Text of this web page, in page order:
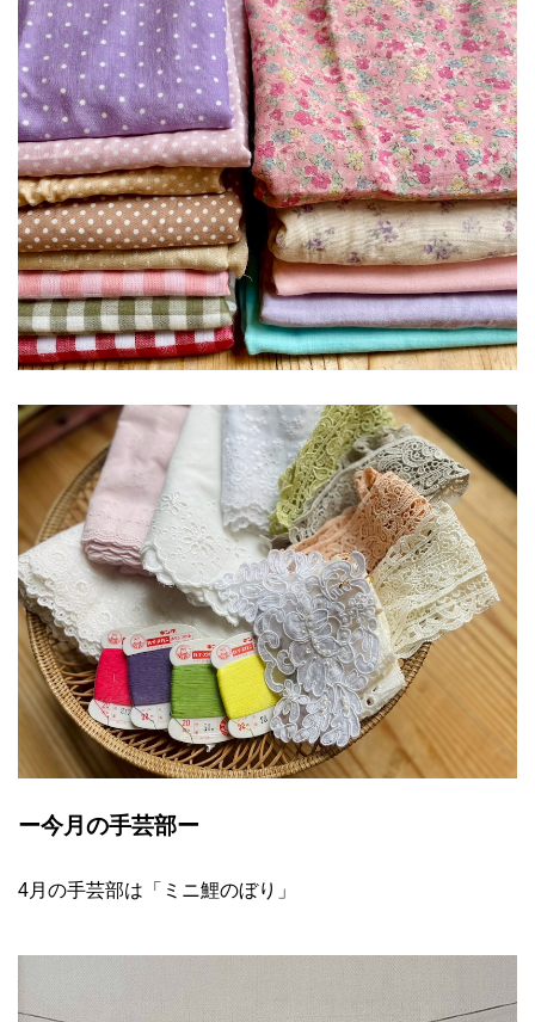
ー今月の手芸部ー
4月の手芸部は「ミニ鯉のぼり」